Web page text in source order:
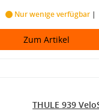
Nur wenige verfügbar
Zum Artikel
THULE 939